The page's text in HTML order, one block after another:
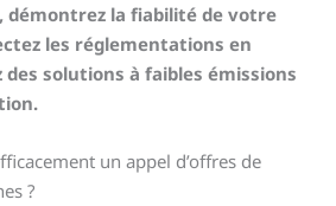
démontrez la fiabilité de votre
les réglementations en
solutions à faibles émissions
un appel d’offres de
?